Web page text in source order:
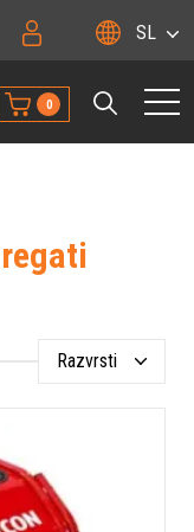
SL
0
Razvrsti